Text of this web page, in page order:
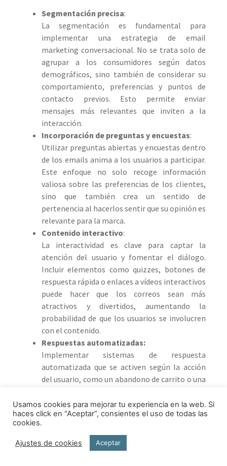
Segmentación precisa:
La segmentación es fundamental para
implementar una estrategia de email
marketing conversacional. No se trata solo de
agrupar a los consumidores según datos
demográficos, sino también de considerar su
comportamiento, preferencias y puntos de
contacto previos. Esto permite enviar
mensajes más relevantes que inviten a la
interacción.
Incorporación de preguntas y encuestas:
Utilizar preguntas abiertas y encuestas dentro
de los emails anima a los usuarios a participar.
Este enfoque no solo recoge información
valiosa sobre las preferencias de los clientes,
sino que también crea un sentido de
pertenencia al hacerlos sentir que su opinión es
relevante para la marca.
Contenido interactivo:
La interactividad es clave para captar la
atención del usuario y fomentar el diálogo.
Incluir elementos como quizzes, botones de
respuesta rápida o enlaces a vídeos interactivos
puede hacer que los correos sean más
atractivos y divertidos, aumentando la
probabilidad de que los usuarios se involucren
con el contenido.
Respuestas automatizadas:
Implementar sistemas de respuesta
automatizada que se activen según la acción
del usuario, como un abandono de carrito o una
mantener un flujo de comunicación constante.
Estas respuestas pueden ser personalizadas y
y cuidado hacia el cliente.
Usamos cookies para mejorar tu experiencia en la web. Si
haces click en “Aceptar”, consientes el uso de todas las
cookies.
Ajustes de cookies Aceptar